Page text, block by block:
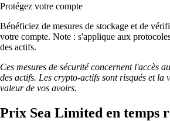
Protégez votre compte
Bénéficiez de mesures de stockage et de
votre compte. Note : s'applique aux
des actifs.
Ces mesures de sécurité concernent l'accès
des actifs. Les crypto-actifs sont risqués et
valeur de vos avoirs.
Prix Sea Limited en temps